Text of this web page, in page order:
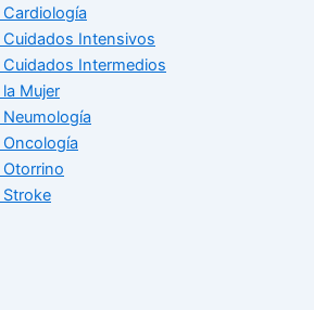
Intensivos
Intermedios
Mujer